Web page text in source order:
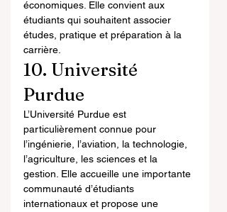
économiques. Elle convient aux
étudiants qui souhaitent associer
études, pratique et préparation à la
carrière.
10. Université
Purdue
L’Université Purdue est
particulièrement connue pour
l’ingénierie, l’aviation, la technologie,
l’agriculture, les sciences et la
gestion. Elle accueille une importante
communauté d’étudiants
internationaux et propose une